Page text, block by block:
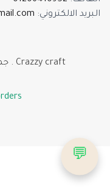
💬
البريد الالكتروني:
Crazzy craft
.